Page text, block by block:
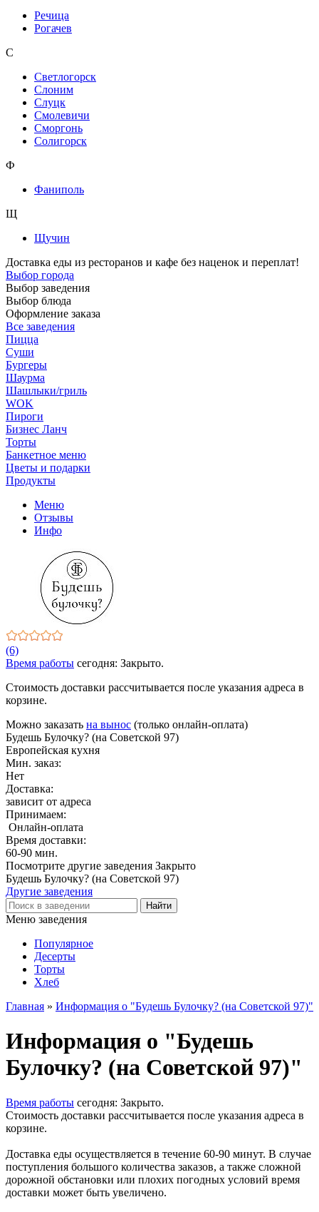
Речица
Рогачев
С
Светлогорск
Слоним
Слуцк
Смолевичи
Сморгонь
Солигорск
Ф
Фаниполь
Щ
Щучин
Доставка еды из ресторанов и кафе без наценок и переплат!
Выбор города
Выбор заведения
Выбор блюда
Оформление заказа
Все заведения
Пицца
Суши
Бургеры
Шаурма
Шашлыки/гриль
WOK
Пироги
Бизнес Ланч
Торты
Банкетное меню
Цветы и подарки
Продукты
Меню
Отзывы
Инфо
(6)
Время работы сегодня: Закрыто.
Стоимость доставки рассчитывается после указания адреса в
корзине.
Можно заказать на вынос (только онлайн-оплата)
Будешь Булочку? (на Советской 97)
Европейская кухня
Мин. заказ:
Нет
Доставка:
зависит от адреса
Принимаем:
Онлайн-оплата
Время доставки:
60-90 мин.
Посмотрите другие заведения Закрыто
Будешь Булочку? (на Советской 97)
Другие заведения
Меню заведения
Популярное
Десерты
Торты
Хлеб
Главная » Информация о "Будешь Булочку? (на Советской 97)"
Информация о "Будешь
Булочку? (на Советской 97)"
Время работы сегодня: Закрыто.
Стоимость доставки рассчитывается после указания адреса в
корзине.
Доставка еды осуществляется в течение 60-90 минут. В случае
поступления большого количества заказов, а также сложной
дорожной обстановки или плохих погодных условий время
доставки может быть увеличено.